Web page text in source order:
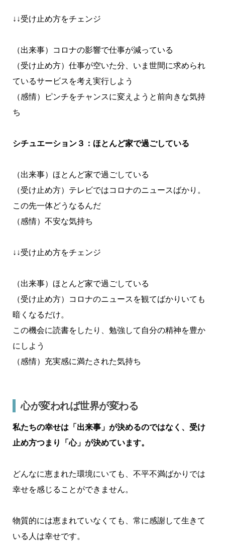
↓↓受け止め方をチェンジ
（出来事）コロナの影響で仕事が減っている
（受け止め方）仕事が空いた分、いま世間に求められ
ているサービスを考え実行しよう
（感情）ピンチをチャンスに変えようと前向きな気持
ち
シチュエーション３：ほとんど家で過ごしている
（出来事）ほとんど家で過ごしている
（受け止め方）テレビではコロナのニュースばかり。
この先一体どうなるんだ
（感情）不安な気持ち
↓↓受け止め方をチェンジ
（出来事）ほとんど家で過ごしている
（受け止め方）コロナのニュースを観てばかりいても
暗くなるだけ。
この機会に読書をしたり、勉強して自分の精神を豊か
にしよう
（感情）充実感に満たされた気持ち
心が変われば世界が変わる
私たちの幸せは「出来事」が決めるのではなく、受け
止め方つまり「心」が決めています。
どんなに恵まれた環境にいても、不平不満ばかりでは
幸せを感じることができません。
物質的には恵まれていなくても、常に感謝して生きて
いる人は幸せです。